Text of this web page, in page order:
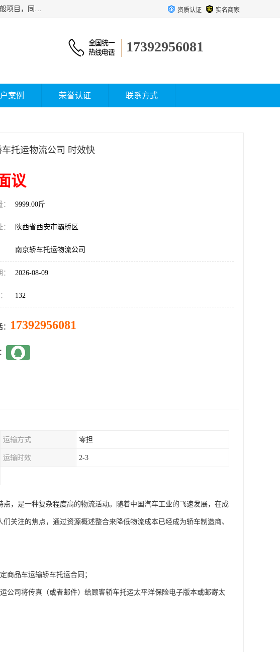
西安福鸿祥物流有限公司成立于2021年，位于陕西省西安市灞桥区，公司主要从事国内货物运输代理、装卸搬运等一般项目，同时具备道路货物运输（不含危险货物）的许可资质。凭借专业的物流服务和*的运输能力，公司致力于为客户提供安全、可靠的物流解决方案，满足多样化的运输需求，助力企业*运营。 资质认证 实名商家
17392956081
案例 荣誉认证 联系方式
车托运物流公司 时效快
议
9999.00斤
陕西省西安市灞桥区
南京轿车托运物流公司
2026-08-09
132
17392956081
运输方式 零担
运输时效 2-3
，是一种复杂程度高的物流活动。随着中国汽车工业的飞速发展，在成
关注的焦点，通过资源概述整合来降低物流成本已经成为轿车制造商、
商品车运输轿车托运合同；
公司将传真（或者邮件）给顾客轿车托运太平洋保险电子版本或邮寄太